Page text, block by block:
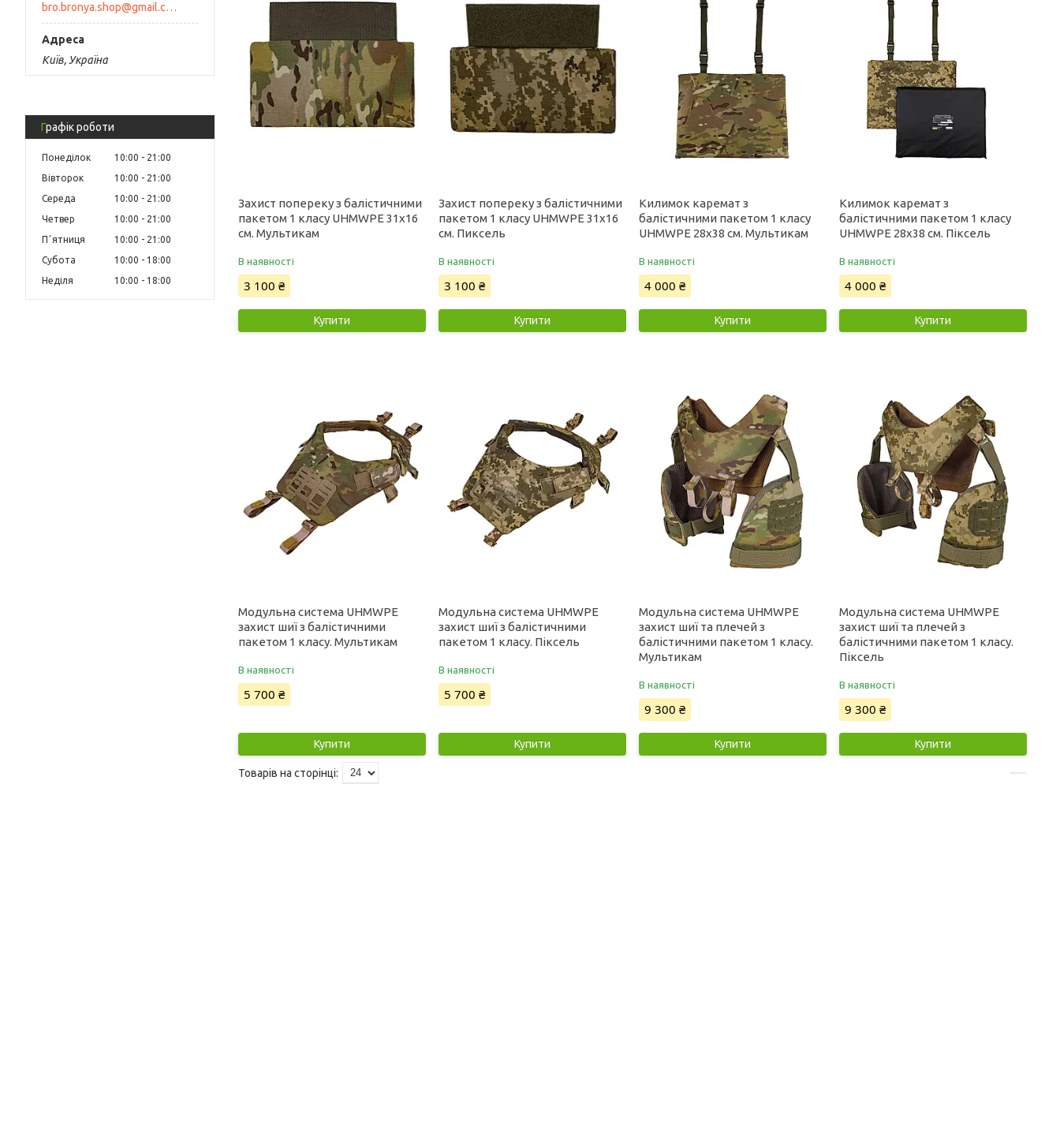
bro.bronya.shop@gmail.com
Київ, Україна
Графік роботи
Понеділок 10:00
21:00
Вівторок
10:00
21:00
Середа
10:00
21:00
Четвер
10:00
21:00
Пʼятниця
10:00
21:00
Субота
10:00
18:00
Неділя
10:00 18:00
Захист попереку з балістичними
пакетом 1 класу UHMWPE 31x16
см. Мультикам
В наявності
3 100 ₴
Купити
Захист попереку з балістичними
пакетом 1 класу UHMWPE 31x16
см. Пиксель
В наявності
3 100 ₴
Купити
Килимок каремат з
балістичними пакетом 1 класу
UHMWPE 28x38 см. Мультикам
В наявності
4 000 ₴
Купити
Килимок каремат з
балістичними пакетом 1 класу
UHMWPE 28x38 см. Піксель
В наявності
4 000 ₴
Купити
Модульна система UHMWPE
захист шиї з балістичними
пакетом 1 класу. Мультикам
В наявності
5 700 ₴
Купити
Модульна система UHMWPE
захист шиї з балістичними
пакетом 1 класу. Піксель
В наявності
5 700 ₴
Купити
Модульна система UHMWPE
захист шиї та плечей з
балістичними пакетом 1 класу.
Мультикам
В наявності
9 300 ₴
Купити
Модульна система UHMWPE
захист шиї та плечей з
балістичними пакетом 1 класу.
Піксель
В наявності
9 300 ₴
Купити